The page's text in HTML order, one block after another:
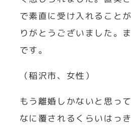
で素直に受け入れること
りがとうございました。
です。
（稲沢市、女性）
もう離婚しかないと思っ
なに覆されるくらいはっ